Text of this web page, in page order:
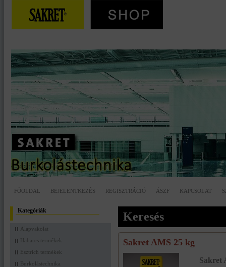
FŐOLDAL BEJELENTKEZÉS REGISZTRÁCIÓ ÁSZF KAPCSOLAT
Kategóriák
Alapvakolat
Habarcs termékek
Esztrich termékek
Burkolástechnika
Keresés
Sakret AMS 25 kg
Sakret